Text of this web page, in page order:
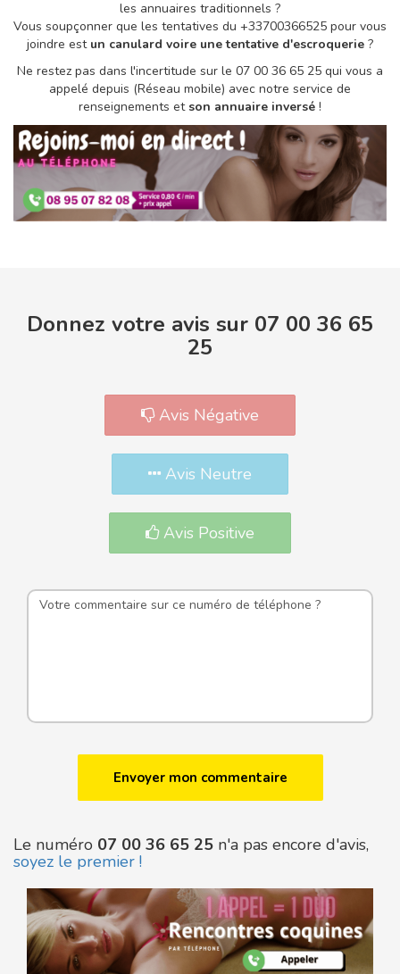
les annuaires traditionnels ?
Vous soupçonner que les tentatives du +33700366525 pour vous
joindre est un canulard voire une tentative d'escroquerie ?
Ne restez pas dans l'incertitude sur le 07 00 36 65 25 qui vous a
appelé depuis (Réseau mobile) avec notre service de
renseignements et son annuaire inversé !
Donnez votre avis sur 07 00 36 65
25
Avis Négative
Avis Neutre
Avis Positive
Le numéro 07 00 36 65 25 n'a pas encore d'avis,
soyez le premier !